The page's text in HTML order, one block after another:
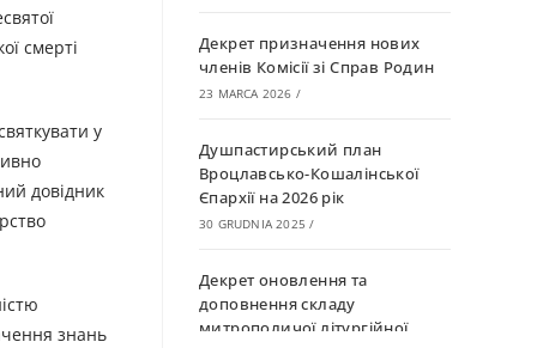
смерті
у
довідник
знань
Декрет призначення нових
членів Комісії зі Справ Родин
23 MARCA 2026 /
Душпастирський план
Вроцлавсько-Кошалінської
Єпархії на 2026 рік
30 GRUDNIA 2025 /
Декрет оновлення та
доповнення складу
митрополичої літургійної